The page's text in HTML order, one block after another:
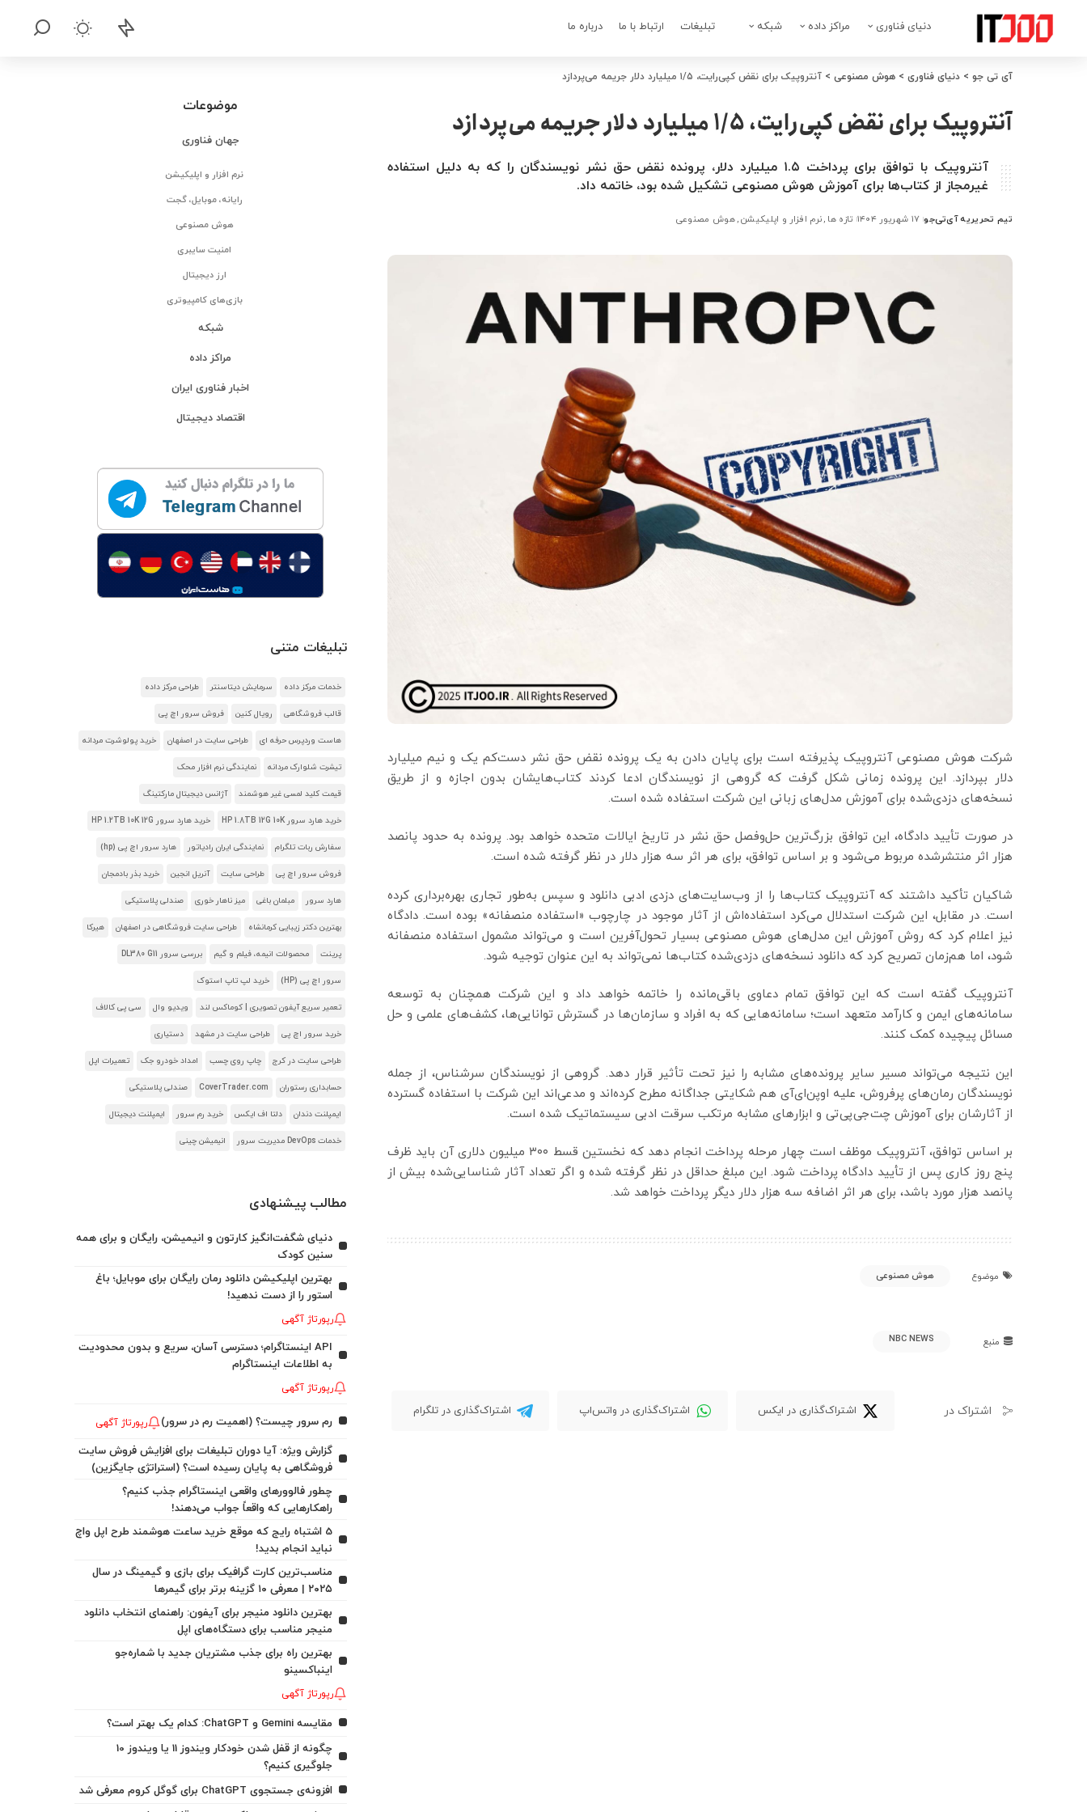
دنیای فناوری مراکز داده شبکه تبلیغات ارتباط با ما درباره ما
آی تی جو > دنیای فناوری > هوش مصنوعی > آنتروپیک برای نقض کپی‌رایت، ۱/۵ میلیارد دلار جریمه می‌پردازد
آنتروپیک برای نقض کپی‌رایت، ۱/۵ میلیارد دلار جریمه می‌پردازد
آنتروپیک با توافق برای پرداخت ۱.۵ میلیارد دلار، پرونده نقض حق نشر نویسندگان را که به دلیل استفاده
غیرمجاز از کتاب‌ها برای آموزش هوش مصنوعی تشکیل شده بود، خاتمه داد.
ارسال
توسط
تیم تحریریه آی‌تی‌جو ۱۷ شهریور ۱۴۰۴ تازه ها نرم افزار و اپلیکیشن هوش مصنوعی
شرکت هوش مصنوعی آنتروپیک پذیرفته است برای پایان دادن به یک پرونده نقض حق نشر دست‌کم یک و نیم میلیارد
دلار بپردازد. این پرونده زمانی شکل گرفت که گروهی از نویسندگان ادعا کردند کتاب‌هایشان بدون اجازه و از طریق
نسخه‌های دزدی‌شده برای آموزش مدل‌های زبانی این شرکت استفاده شده است.
در صورت تأیید دادگاه، این توافق بزرگ‌ترین حل‌وفصل حق نشر در تاریخ ایالات متحده خواهد بود. پرونده به حدود پانصد
هزار اثر منتشرشده مربوط می‌شود و بر اساس توافق، برای هر اثر سه هزار دلار در نظر گرفته شده است.
شاکیان تأکید داشتند که آنتروپیک کتاب‌ها را از وب‌سایت‌های دزدی ادبی دانلود و سپس به‌طور تجاری بهره‌برداری کرده
است. در مقابل، این شرکت استدلال می‌کرد استفاده‌اش از آثار موجود در چارچوب «استفاده منصفانه» بوده است. دادگاه
نیز اعلام کرد که روش آموزش این مدل‌های هوش مصنوعی بسیار تحول‌آفرین است و می‌تواند مشمول استفاده منصفانه
شود، اما هم‌زمان تصریح کرد که دانلود نسخه‌های دزدی‌شده کتاب‌ها نمی‌تواند به این عنوان توجیه شود.
آنتروپیک گفته است که این توافق تمام دعاوی باقی‌مانده را خاتمه خواهد داد و این شرکت همچنان به توسعه
سامانه‌های ایمن و کارآمد متعهد است؛ سامانه‌هایی که به افراد و سازمان‌ها در گسترش توانایی‌ها، کشف‌های علمی و حل
مسائل پیچیده کمک کنند.
این نتیجه می‌تواند مسیر سایر پرونده‌های مشابه را نیز تحت تأثیر قرار دهد. گروهی از نویسندگان سرشناس، از جمله
نویسندگان رمان‌های پرفروش، علیه اوپن‌ای‌آی هم شکایتی جداگانه مطرح کرده‌اند و مدعی‌اند این شرکت با استفاده گسترده
از آثارشان برای آموزش چت‌جی‌پی‌تی و ابزارهای مشابه مرتکب سرقت ادبی سیستماتیک شده است.
بر اساس توافق، آنتروپیک موظف است چهار مرحله پرداخت انجام دهد که نخستین قسط ۳۰۰ میلیون دلاری آن باید ظرف
پنج روز کاری پس از تأیید دادگاه پرداخت شود. این مبلغ حداقل در نظر گرفته شده و اگر تعداد آثار شناسایی‌شده بیش از
پانصد هزار مورد باشد، برای هر اثر اضافه سه هزار دلار دیگر پرداخت خواهد شد.
موضوع هوش مصنوعی
منبع NBC NEWS
اشتراک در اشتراک‌گذاری در ایکس اشتراک‌گذاری در واتس‌اپ اشتراک‌گذاری در تلگرام
موضوعات
جهان فناوری
نرم افزار و اپلیکیشن
رایانه، موبایل، گجت
هوش مصنوعی
امنیت سایبری
ارز دیجیتال
بازی‌های کامپیوتری
شبکه
مراکز داده
اخبار فناوری ایران
اقتصاد دیجیتال
تبلیغات متنی
خدمات مرکز داده سرمایش دیتاسنتر طراحی مرکز داده
قالب فروشگاهی رویال کنین فروش سرور اچ پی
هاست وردپرس حرفه ای طراحی سایت در اصفهان خرید پولوشرت مردانه
تیشرت شلوارک مردانه نمایندگی نرم افزار محک
قیمت کلید لمسی غیر هوشمند آژانس دیجیتال مارکتینگ
خرید هارد سرور HP 1.8TB 12G 10K خرید هارد سرور HP 1.2TB 10K 12G
سفارش ربات تلگرام نمایندگی ایران رادیاتور هارد سرور اچ پی (hp)
فروش سرور اچ پی طراحی سایت آنریل انجین خرید بذر بادمجان
هارد سرور مبلمان باغی میز ناهار خوری صندلی پلاستیکی
بهترین دکتر زیبایی کرمانشاه طراحی سایت فروشگاهی در اصفهان هیرکا
پرینت محصولات انیمه، فیلم و گیم بررسی سرور DL380 G11
سرور اچ پی (HP) خرید لپ تاپ استوک
تعمیر سریع آیفون تصویری | کوماکس لند ویدیو وال سی پی کالاف
خرید سرور اچ پی طراحی سایت در مشهد دستیاری
طراحی سایت در کرج چاپ روی چسب امداد خودرو جک تعمیرات اپل
حسابداری رستوران CoverTrader.com صندلی پلاستیکی
ایمپلنت دندان دلتا اف ایکس خرید رم سرور ایمپلنت دیجیتال
خدمات DevOps مدیریت سرور انیمیشن چینی
مطالب پیشنهادی
دنیای شگفت‌انگیز کارتون و انیمیشن، رایگان و برای همه
سنین کودک
بهترین اپلیکیشن دانلود رمان رایگان برای موبایل؛ باغ
استور را از دست ندهید!
رپورتاژ آگهی
API اینستاگرام؛ دسترسی آسان، سریع و بدون محدودیت
به اطلاعات اینستاگرام
رپورتاژ آگهی
رم سرور چیست؟ (اهمیت رم در سرور) رپورتاژ آگهی
گزارش ویژه: آیا دوران تبلیغات برای افزایش فروش سایت
فروشگاهی به پایان رسیده است؟ (استراتژی جایگزین)
چطور فالوورهای واقعی اینستاگرام جذب کنیم؟
راهکارهایی که واقعاً جواب می‌دهند!
5 اشتباه رایج که موقع خرید ساعت هوشمند طرح اپل واچ
نباید انجام بدید!
مناسب‌ترین کارت گرافیک برای بازی و گیمینگ در سال
۲۰۲۵ | معرفی ۱۰ گزینه برتر برای گیمرها
بهترین دانلود منیجر برای آیفون: راهنمای انتخاب دانلود
منیجر مناسب برای دستگاه‌های اپل
بهترین راه برای جذب مشتریان جدید با شماره‌جو
اینباکسینو
رپورتاژ آگهی
مقایسه Gemini و ChatGPT: کدام یک بهتر است؟
چگونه از قفل شدن خودکار ویندوز 11 یا ویندوز 10
جلوگیری کنیم؟
افزونه‌ی جستجوی ChatGPT برای گوگل کروم معرفی شد